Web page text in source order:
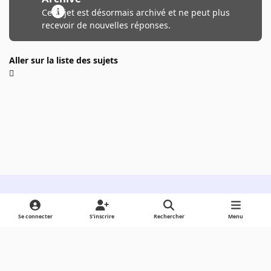
Ce sujet est désormais archivé et ne peut plus
recevoir de nouvelles réponses.
Aller sur la liste des sujets
Light ModeDark ModeSystem Preference
Se connecter S’inscrire Rechercher Menu